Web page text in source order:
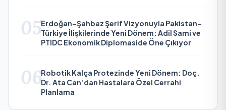
05Erdoğan–Şahbaz Şerif Vizyonuyla Pakistan–
Türkiye İlişkilerinde Yeni Dönem: Adil Sami ve
PTIDC Ekonomik Diplomaside Öne Çıkıyor
06Robotik Kalça Protezinde Yeni Dönem: Doç.
Dr. Ata Can’dan Hastalara Özel Cerrahi
Planlama